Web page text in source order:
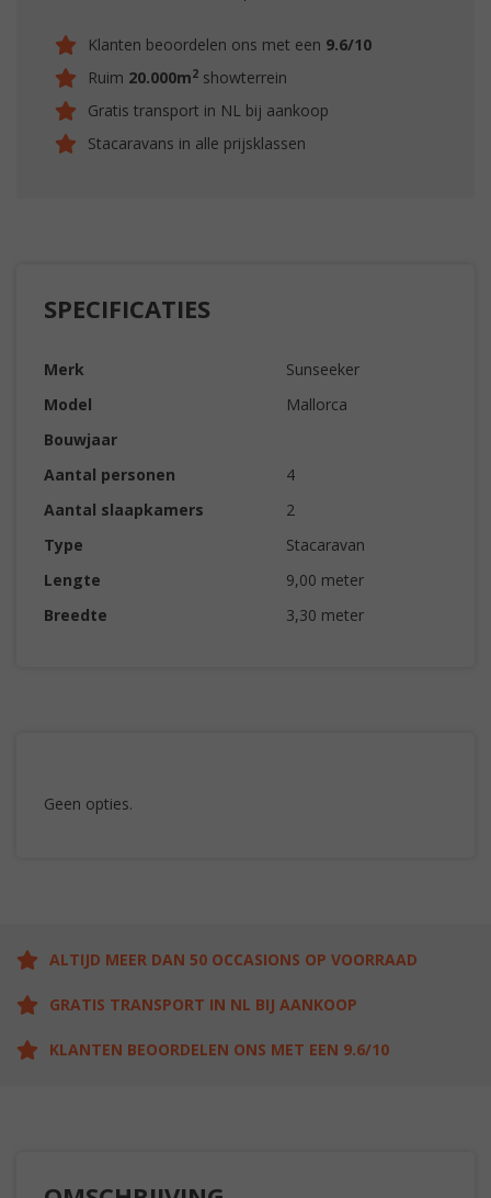
Klanten beoordelen ons met een 9.6/10
Ruim 20.000m2 showterrein
Gratis transport in NL bij aankoop
Stacaravans in alle prijsklassen
SPECIFICATIES
Merk
Sunseeker
Model
Mallorca
Bouwjaar
Aantal personen
4
Aantal slaapkamers
2
Type
Stacaravan
Lengte
9,00 meter
Breedte
3,30 meter
Geen opties.
ALTIJD MEER DAN 50 OCCASIONS OP VOORRAAD
GRATIS TRANSPORT IN NL BIJ AANKOOP
KLANTEN BEOORDELEN ONS MET EEN 9.6/10